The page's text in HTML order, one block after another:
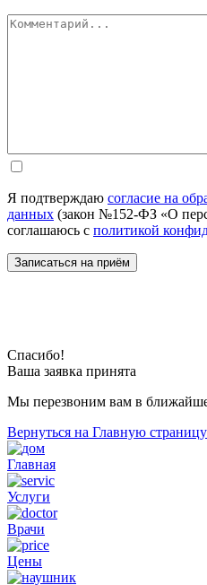
Я подтверждаю согласие на
данных (закон №152-ФЗ «О
соглашаюсь с политикой
Спасибо!
Ваша заявка принята
Мы перезвоним вам в
Вернуться на Главную страницу
Главная
Услуги
Врачи
Цены